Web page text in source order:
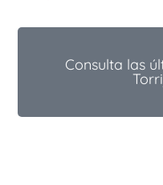
Consulta las